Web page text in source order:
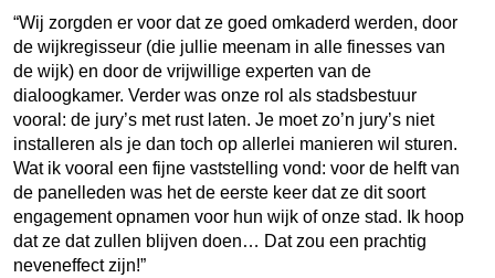
“Wij zorgden er voor dat ze goed omkaderd werden, door
de wijkregisseur (die jullie meenam in alle finesses van
de wijk) en door de vrijwillige experten van de
dialoogkamer. Verder was onze rol als stadsbestuur
vooral: de jury’s met rust laten. Je moet zo’n jury’s niet
installeren als je dan toch op allerlei manieren wil sturen.
Wat ik vooral een fijne vaststelling vond: voor de helft van
de panelleden was het de eerste keer dat ze dit soort
engagement opnamen voor hun wijk of onze stad. Ik hoop
dat ze dat zullen blijven doen… Dat zou een prachtig
neveneffect zijn!”